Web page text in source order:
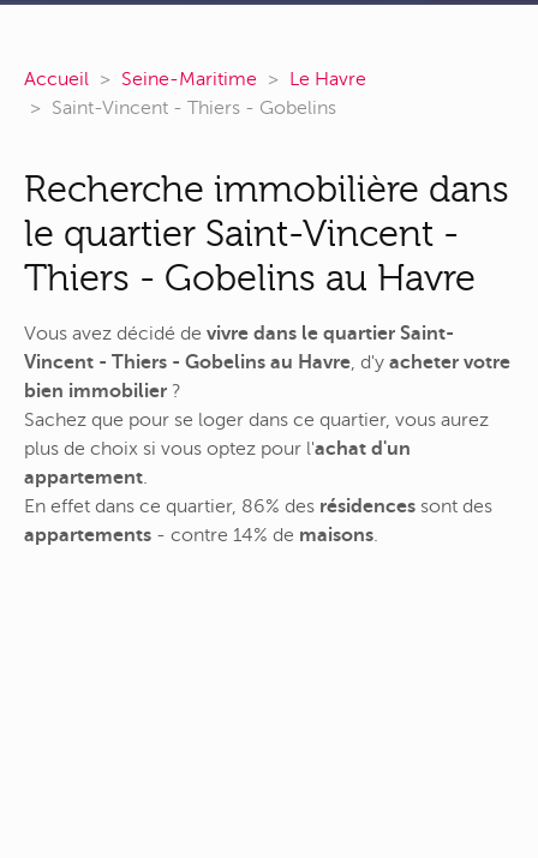
Accueil Seine-Maritime
Le Havre
Saint-Vincent - Thiers - Gobelins
Recherche immobilière dans
le quartier Saint-Vincent -
Thiers - Gobelins au Havre
Vous avez décidé de vivre dans le quartier Saint-
Vincent - Thiers - Gobelins au Havre, d'y acheter votre
bien immobilier ?
Sachez que pour se loger dans ce quartier, vous aurez
plus de choix si vous optez pour l'achat d'un
appartement.
En effet dans ce quartier, 86% des résidences sont des
appartements - contre 14% de maisons.